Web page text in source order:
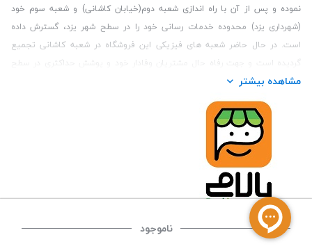
ناموجود
نموده و پس از آن با راه اندازی شعبه دوم(خیابان کاشانی) و شعبه سوم خود
(شهرداری یزد) محدوده خدمات رسانی خود را در سطح شهر یزد، گسترش داده
است. در حال حاضر شعبه های فیزیکی این فروشگاه در شعبه کاشانی تجمیع
گردیده است و جهت رفاه حال مشتریان وفادار خود و پوشش حداکثری در سطح
استان یزد و همچنین مشتریان سطح کشور، فروشگاه اینترنتی پالامی را راه اندازی
نموده است. هدف فروشگاه اینترنتی پالامی فراهم نمودن یک خرید اینترنتی
مطمئن، با کالاهای متنوع، باکیفیت و دارای قیمت مناسب می باشد که مشتری
بتواند در مدت زمان کوتاه کالاهای خود را سفارش داده و در زمان مورد نظر خود
تحویل بگیرد و در صورت وجود عدم تطابق سفارش و کالای تحویل شده ضمانت
بازگشت کالا هم داشته باشد. سابقه درخشان در فروش حضوری و جذب مشتریان و
انعقاد قرارداد با ارگان های دولتی و خصوصی از افتخارات این مجموعه می باشد.
یکی از مهم‌ترین دغدغه‌های کاربران خرید اینترنتی، این است که کالای خریداری
شده در زمان مورد نظر آنها بدستشان برسد، لذا فروشگاه اینترنتی پالامی این
قابلیت را دارد تا علاوه بر روش تعیین روز و ساعت تحویل سفارش به مشتری،
مشاهده بیشتر